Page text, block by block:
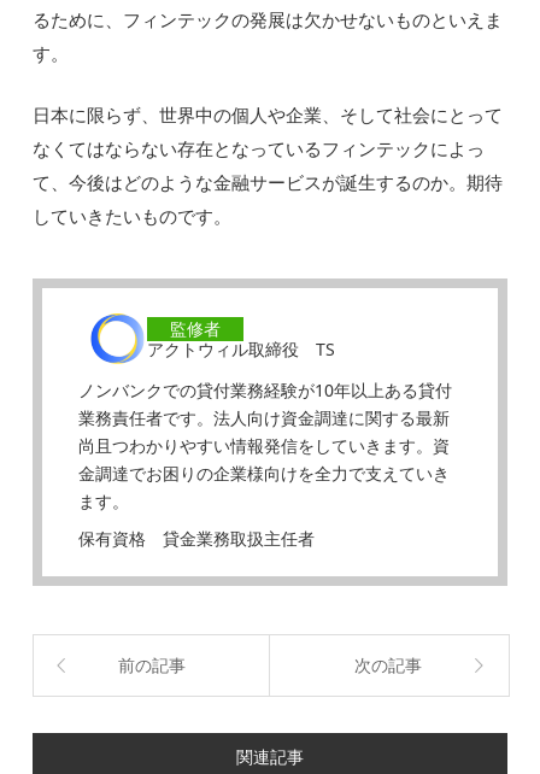
るために、フィンテックの発展は欠かせないものといえま
す。
日本に限らず、世界中の個人や企業、そして社会にとって
なくてはならない存在となっているフィンテックによっ
て、今後はどのような金融サービスが誕生するのか。期待
していきたいものです。
監修者
アクトウィル取締役 TS
ノンバンクでの貸付業務経験が10年以上ある貸付
業務責任者です。法人向け資金調達に関する最新
尚且つわかりやすい情報発信をしていきます。資
金調達でお困りの企業様向けを全力で支えていき
ます。
保有資格 貸金業務取扱主任者
前の記事 次の記事
関連記事